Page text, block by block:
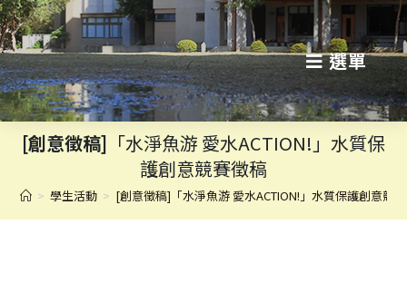
跳
轉
至
主
選單
[創意徵稿] 「水淨魚游 愛水ACTION!」水質保
護創意競賽徵稿
> 學生活動 > [創意徵稿]「水淨魚游 愛水ACTION!」水質保護創意競